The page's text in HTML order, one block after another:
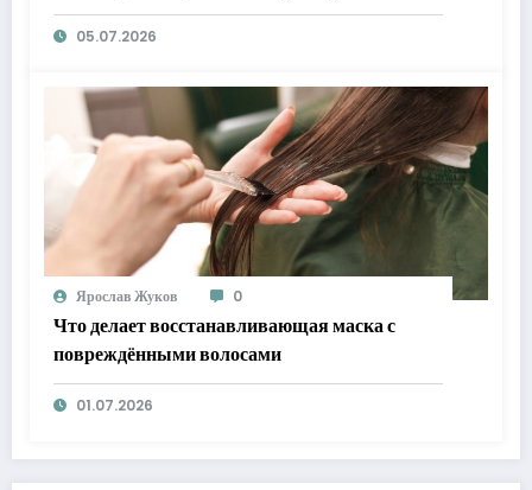
05.07.2026
Ярослав Жуков 0
Что делает восстанавливающая маска с
повреждёнными волосами
01.07.2026